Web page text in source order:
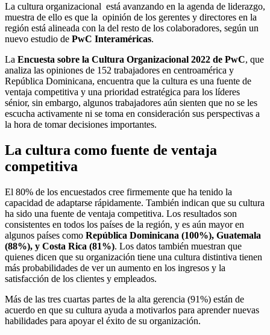
La cultura organizacional está avanzando en la agenda de liderazgo,
muestra de ello es que la opinión de los gerentes y directores en la
región está alineada con la del resto de los colaboradores, según un
nuevo estudio de PwC Interaméricas.
La Encuesta sobre la Cultura Organizacional 2022 de PwC, que
analiza las opiniones de 152 trabajadores en centroamérica y
República Dominicana, encuentra que la cultura es una fuente de
ventaja competitiva y una prioridad estratégica para los líderes
sénior, sin embargo, algunos trabajadores aún sienten que no se les
escucha activamente ni se toma en consideración sus perspectivas a
la hora de tomar decisiones importantes.
La cultura como fuente de ventaja
competitiva
El 80% de los encuestados cree firmemente que ha tenido la
capacidad de adaptarse rápidamente. También indican que su cultura
ha sido una fuente de ventaja competitiva. Los resultados son
consistentes en todos los países de la región, y es aún mayor en
algunos países como República Dominicana (100%), Guatemala
(88%), y Costa Rica (81%). Los datos también muestran que
quienes dicen que su organización tiene una cultura distintiva tienen
más probabilidades de ver un aumento en los ingresos y la
satisfacción de los clientes y empleados.
Más de las tres cuartas partes de la alta gerencia (91%) están de
acuerdo en que su cultura ayuda a motivarlos para aprender nuevas
habilidades para apoyar el éxito de su organización.